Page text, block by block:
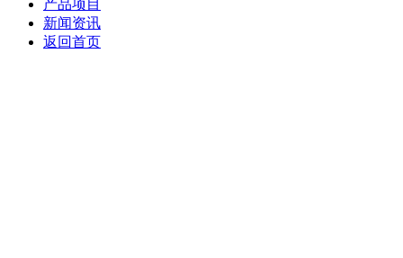
产品项目
新闻资讯
返回首页